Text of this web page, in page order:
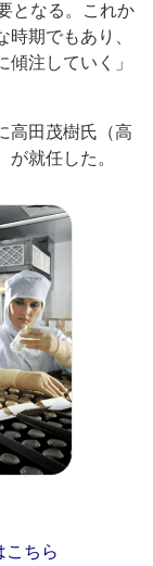
となる。これか
期でもあり、
注していく」
高田茂樹氏（高
就任した。
ちら